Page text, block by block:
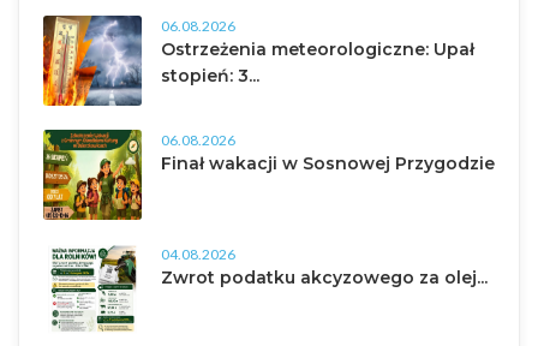
06.08.2026
Ostrzeżenia meteorologiczne: Upał
stopień: 3...
06.08.2026
Finał wakacji w Sosnowej Przygodzie
04.08.2026
Zwrot podatku akcyzowego za olej...